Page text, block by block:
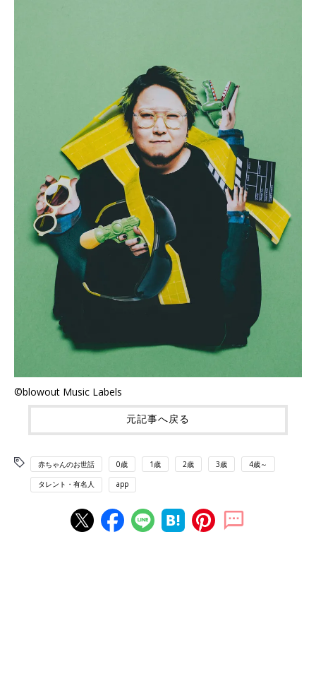
©blowout Music Labels
元記事へ戻る
赤ちゃんのお世話 0歳 1歳 2歳 3歳 4歳～
タレント・有名人 app